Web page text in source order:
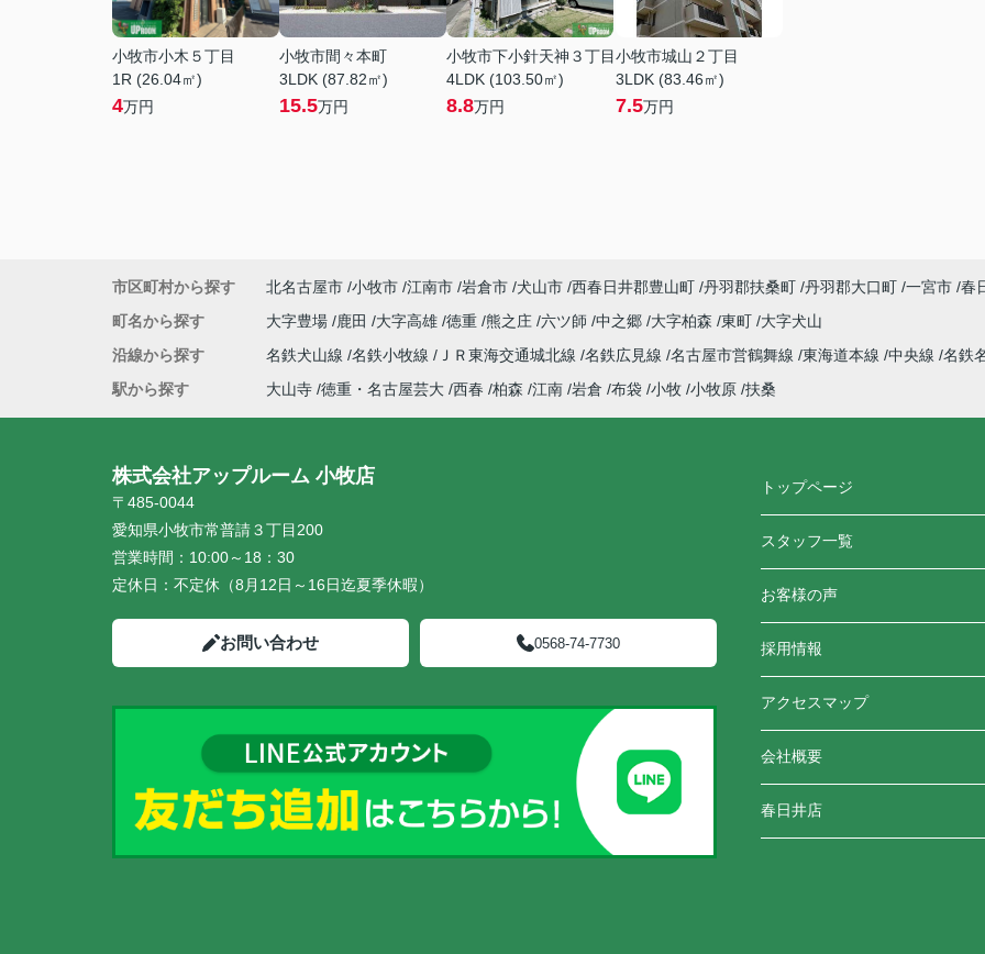
小牧市小木５丁目
1R (26.04㎡)
4万円
小牧市間々本町
3LDK (87.82㎡)
15.5万円
小牧市下小針天神３丁目
4LDK (103.50㎡)
8.8万円
小牧市城山２丁目
3LDK (83.46㎡)
7.5万円
市区町村から探す 北名古屋市 小牧市 江南市 岩倉市 犬山市 西春日井郡豊山町 丹羽郡扶桑町 丹羽郡大口町 一宮市 春
町名から探す
大字豊場 鹿田 大字高雄 徳重 熊之庄 六ツ師 中之郷 大字柏森 東町 大字犬山
沿線から探す
名鉄犬山線 名鉄小牧線 ＪＲ東海交通城北線 名鉄広見線 名古屋市営鶴舞線 東海道本線 中央線 名鉄
駅から探す
大山寺 徳重・名古屋芸大 西春 柏森 江南 岩倉 布袋 小牧 小牧原 扶桑
株式会社アップルーム 小牧店
〒485-0044
愛知県小牧市常普請３丁目200
営業時間： 10:00～18：30
定休日： 不定休（8月12日～16日迄夏季休暇）
お問い合わせ 0568-74-7730
トップページ
スタッフ一覧
お客様の声
採用情報
アクセスマップ
会社概要
春日井店